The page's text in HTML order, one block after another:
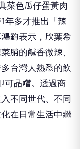
菜色瓜仔蛋黃肉
年多才推出「辣
鈞表示，欣葉希
脯的鹹香微辣、
台灣人熟悉的飲
可品嚐。透過商
不同世代、不同
在日常生活中繼